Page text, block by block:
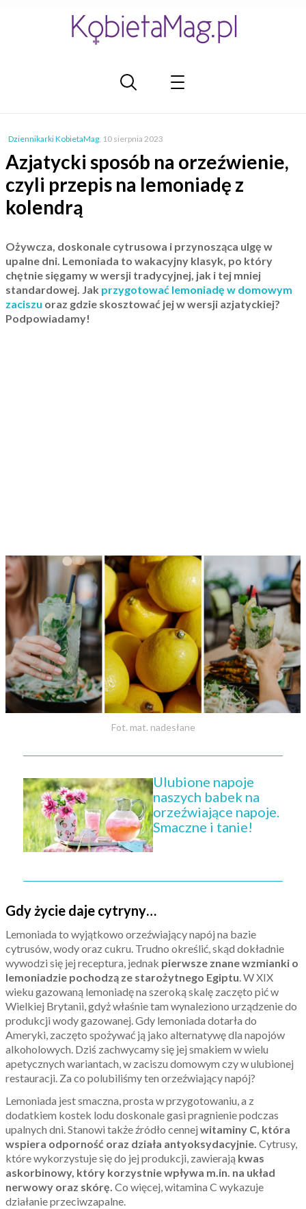
Dziennikarki KobietaMag, 10 sierpnia 2023
Azjatycki sposób na orzeźwienie,
czyli przepis na lemoniadę z
kolendrą
Ożywcza, doskonale cytrusowa i przynosząca ulgę w
upalne dni. Lemoniada to wakacyjny klasyk, po który
chętnie sięgamy w wersji tradycyjnej, jak i tej mniej
standardowej. Jak przygotować lemoniadę w domowym
zaciszu oraz gdzie skosztować jej w wersji azjatyckiej?
Podpowiadamy!
Fot. mat. nadesłane
Ulubione napoje
naszych babek na
orzeźwiające napoje.
Smaczne i tanie!
Gdy życie daje cytryny…
Lemoniada to wyjątkowo orzeźwiający napój na bazie
cytrusów, wody oraz cukru. Trudno określić, skąd dokładnie
wywodzi się jej receptura, jednak pierwsze znane wzmianki o
lemoniadzie pochodzą ze starożytnego Egiptu. W XIX
wieku gazowaną lemoniadę na szeroką skalę zaczęto pić w
Wielkiej Brytanii, gdyż właśnie tam wynaleziono urządzenie do
produkcji wody gazowanej.Gdy lemoniada dotarła do
Ameryki, zaczęto spożywać ją jako alternatywę dla napojów
alkoholowych. Dziś zachwycamy się jej smakiem w wielu
apetycznych wariantach, w zaciszu domowym czy w ulubionej
restauracji. Za co polubiliśmy ten orzeźwiający napój?
Lemoniada jest smaczna, prosta w przygotowaniu, a z
dodatkiem kostek lodu doskonale gasi pragnienie podczas
upalnych dni. Stanowi także źródło cennej witaminy C, która
wspiera odporność oraz działa antyoksydacyjnie. Cytrusy,
które wykorzystuje się do jej produkcji, zawierają kwas
askorbinowy, który korzystnie wpływa m.in. na układ
nerwowy oraz skórę. Co więcej, witamina C wykazuje
działanie przeciwzapalne.